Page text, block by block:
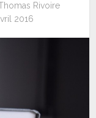
Rivoire
2016